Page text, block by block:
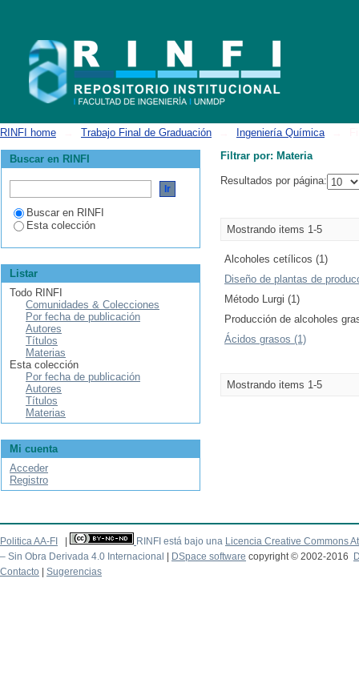
RINFI home Trabajo Final de Graduación Ingeniería Química
Filtrar por: Materia
Resultados por página:
Mostrando items 1-5
Alcoholes cetílicos (1)
Diseño de plantas de
Método Lurgi (1)
Producción de alcoholes
Ácidos grasos (1)
Mostrando items 1-5
Buscar en RINFI
Buscar en RINFI
Esta colección
Listar
Todo RINFI
Comunidades & Colecciones
Por fecha de publicación
Autores
Títulos
Materias
Esta colección
Por fecha de publicación
Autores
Títulos
Materias
Mi cuenta
Acceder
Registro
Politica AA-FI RINFI está bajo una Licencia Creative Commons
– Sin Obra Derivada 4.0 Internacional
DSpace software copyright © 2002-2016
Contacto
Sugerencias